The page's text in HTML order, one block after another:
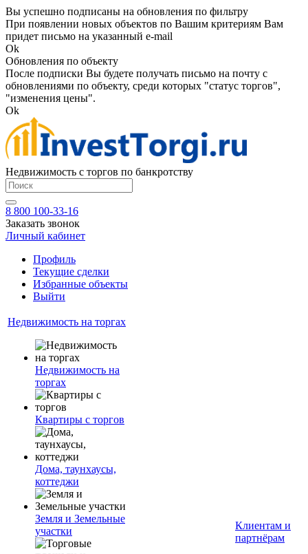
Вы успешно подписаны на обновления по фильтру
При появлении новых объектов по Вашим критериям Вам
придет письмо на указанный e-mail
Ok
Обновления по объекту
После подписки Вы будете получать письмо на почту с
обновлениями по объекту, среди которых "статус торгов",
"изменения цены".
Ok
Недвижимость с торгов по банкротству
8 800 100-33-16
Заказать звонок
Личный кабинет
Профиль
Текущие сделки
Избранные объекты
Выйти
Недвижимость на торгах
Недвижимость на
торгах
Квартиры с торгов
Дома, таунхаусы,
коттеджи
Земля и Земельные
участки
Клиентам и
партнёрам